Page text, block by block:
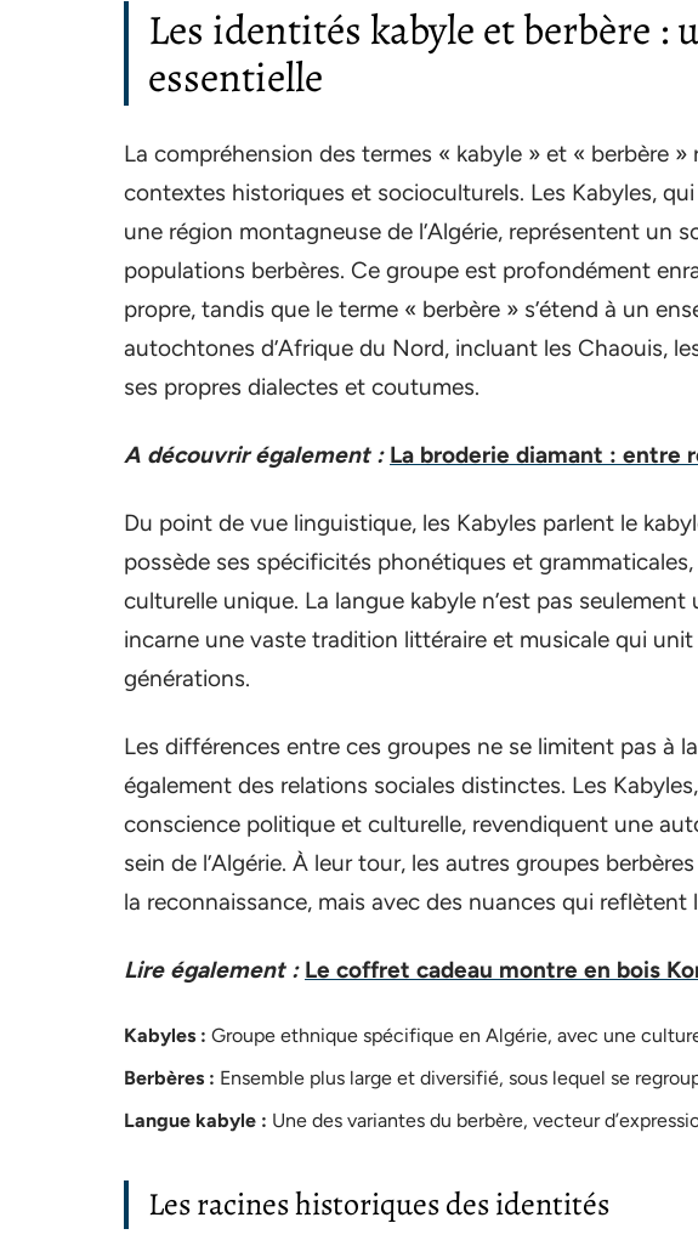
Les identités kabyle et berbère
essentielle
La compréhension des termes « kabyle » et « berbère
contextes historiques et socioculturels. Les Kabyles,
une région montagneuse de l’Algérie, représentent un
populations berbères. Ce groupe est profondément
propre, tandis que le terme « berbère » s’étend à un
autochtones d’Afrique du Nord, incluant les Chaouis,
ses propres dialectes et coutumes.
A découvrir également : La broderie diamant : entre
Du point de vue linguistique, les Kabyles parlent le
possède ses spécificités phonétiques et
culturelle unique. La langue kabyle n’est pas
incarne une vaste tradition littéraire et musicale qui
générations.
Les différences entre ces groupes ne se limitent pas à
également des relations sociales distinctes. Les
conscience politique et culturelle, revendiquent une
sein de l’Algérie. À leur tour, les autres groupes
la reconnaissance, mais avec des nuances qui reflètent
Lire également : Le coffret cadeau montre en bois
Kabyles : Groupe ethnique spécifique en Algérie, avec une
Berbères : Ensemble plus large et diversifié, sous lequel se
Langue kabyle : Une des variantes du berbère, vecteur
Les racines historiques des identités